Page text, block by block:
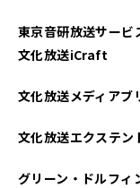
東京音研放送サービ
文化放送iCraft
文化放送メディアブ
文化放送エクステン
グリーン・ドルフィ